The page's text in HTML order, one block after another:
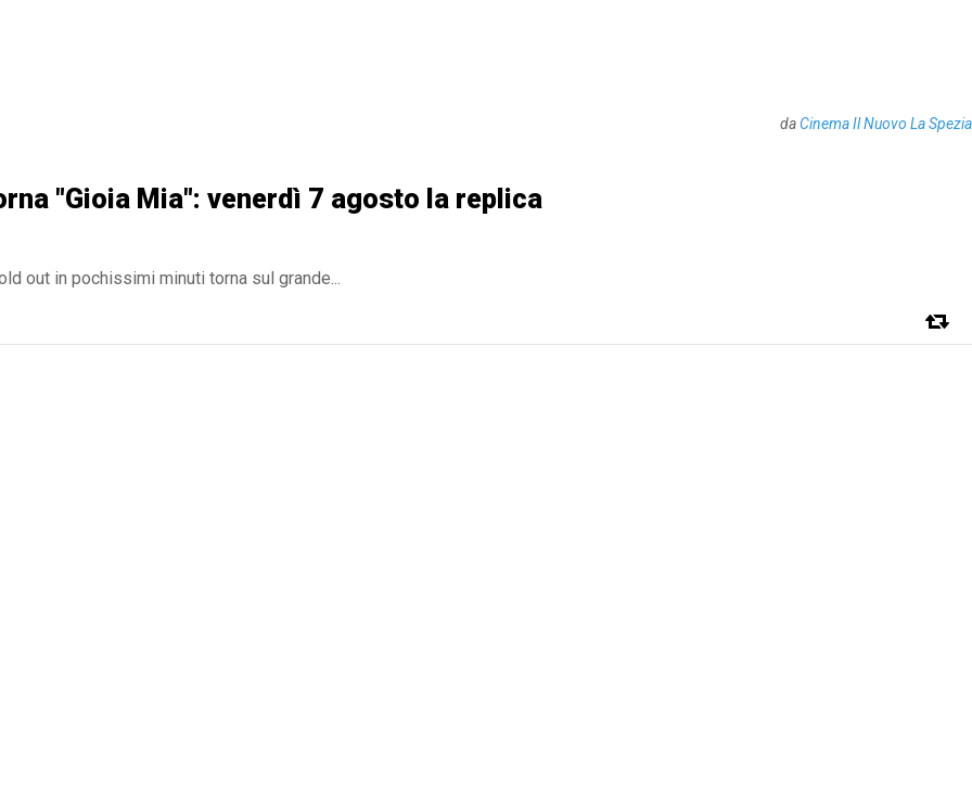
daCinema Il Nuovo La Spezia
"Gioia Mia": venerdì 7 agosto la replica
out in pochissimi minuti torna sul grande...